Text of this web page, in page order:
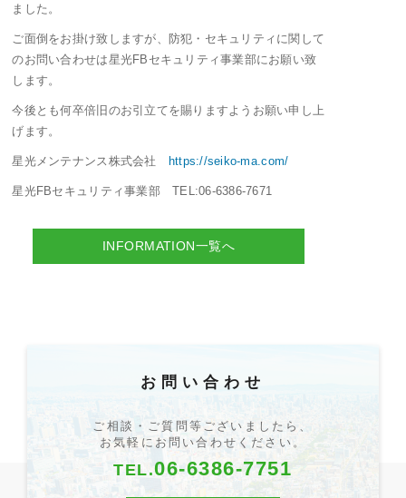
ました。
ご面倒をお掛け致しますが、防犯・セキュリティに関して
のお問い合わせは星光FBセキュリティ事業部にお願い致
します。
今後とも何卒倍旧のお引立てを賜りますようお願い申し上
げます。
星光メンテナンス株式会社 https://seiko-ma.com/
星光FBセキュリティ事業部 TEL:06-6386-7671
INFORMATION一覧へ
お問い合わせ
ご相談・ご質問等ございましたら、
お気軽にお問い合わせください。
TEL.06-6386-7751